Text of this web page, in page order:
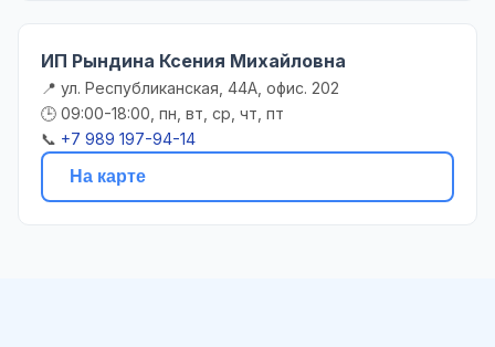
ИП Рындина Ксения Михайловна
📍 ул. Республиканская, 44А, офис. 202
🕒 09:00-18:00, пн, вт, ср, чт, пт
📞 +7 989 197-94-14
На карте